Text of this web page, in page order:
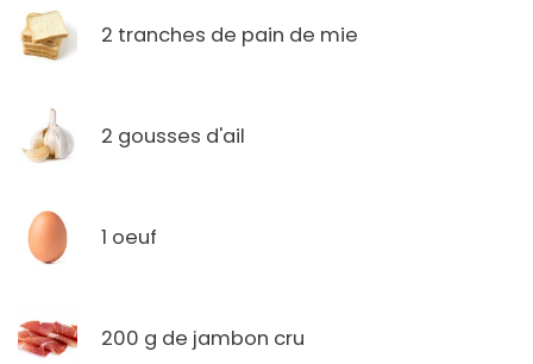
2 tranches de pain de mie
2 gousses d'ail
1 oeuf
200 g de jambon cru